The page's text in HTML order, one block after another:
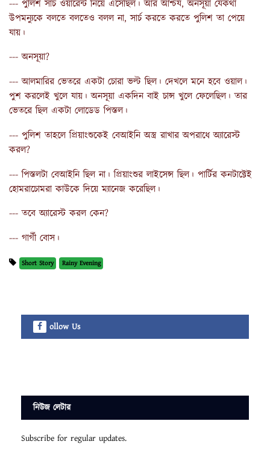
--- পুলিশ সার্চ ওয়ারেন্ট নিয়ে এসেছিল। আর আশ্চর্য, অনসূয়া যেকথা
উপমন্যুকে বলতে বলতেও বলল না, সার্চ করতে করতে পুলিশ তা পেয়ে
যায়।
--- অনসূয়া?
--- আলমারির ভেতরে একটা চোরা ভল্ট ছিল। দেখলে মনে হবে ওয়াল।
পুশ করলেই খুলে যায়। অনসূয়া একদিন বাই চান্স খুলে ফেলেছিল। তার
ভেতরে ছিল একটা লোডেড পিস্তল।
--- পুলিশ তাহলে প্রিয়াংশুকেই বেআইনি অস্ত্র রাখার অপরাধে অ্যারেস্ট
করল?
--- পিস্তলটা বেআইনি ছিল না। প্রিয়াংশুর লাইসেন্স ছিল। পার্টির কনটাক্টেই
হোমরাচোমরা কাউকে দিয়ে ম্যানেজ করেছিল।
--- তবে অ্যারেস্ট করল কেন?
--- গার্গী বোস।
Short Story Rainy Evening
ollow Us
নিউজ লেটার
Subscribe for regular updates.